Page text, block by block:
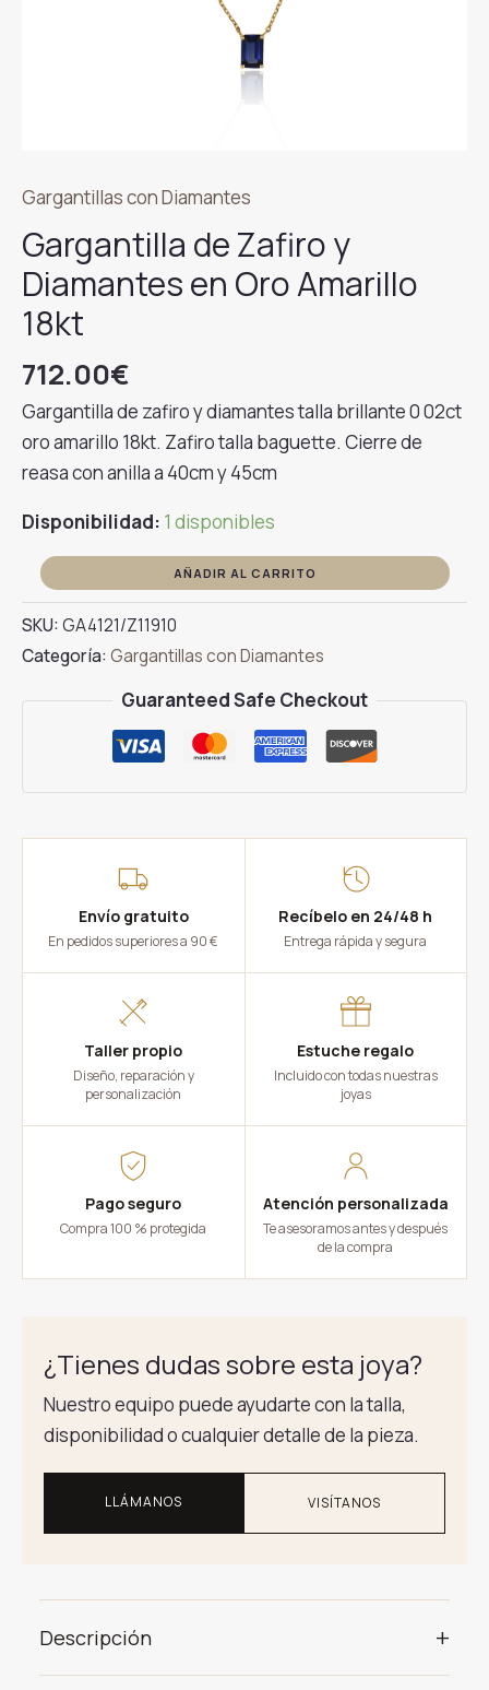
Gargantillas con Diamantes
Gargantilla de Zafiro y
Diamantes en Oro Amarillo
18kt
712.00€
Gargantilla de zafiro y diamantes talla brillante 0 02ct
oro amarillo 18kt. Zafiro talla baguette. Cierre de
reasa con anilla a 40cm y 45cm
Disponibilidad: 1 disponibles
Gargantilla
de
Zafiro
y
cantidad
AÑADIR AL CARRITO
SKU:GA4121/Z11910
Categoría:Gargantillas con Diamantes
Guaranteed Safe Checkout
Envío gratuito
En pedidos superiores a 90 €
Recíbelo en 24/48 h
Entrega rápida y segura
Taller propio
Diseño, reparación y
personalización
Estuche regalo
Incluido con todas nuestras
joyas
Pago seguro
Compra 100 % protegida
Atención personalizada
Te asesoramos antes y después
de la compra
¿Tienes dudas sobre esta joya?
Nuestro equipo puede ayudarte con la talla,
disponibilidad o cualquier detalle de la pieza.
LLÁMANOS VISÍTANOS
Descripción +